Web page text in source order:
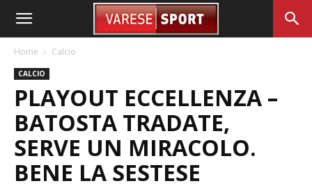
Home Calcio
CALCIO
PLAYOUT ECCELLENZA –
BATOSTA TRADATE,
SERVE UN MIRACOLO.
BENE LA SESTESE